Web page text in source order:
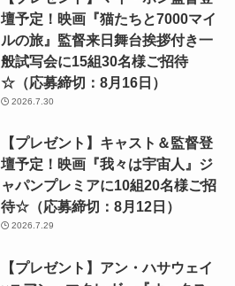
壇予定！映画『猫たちと7000マイ
ルの旅』監督来日舞台挨拶付き一
般試写会に15組30名様ご招待
☆（応募締切：8月16日）
2026.7.30
【プレゼント】キャスト＆監督登
壇予定！映画『我々は宇宙人』ジ
ャパンプレミアに10組20名様ご招
待☆（応募締切：8月12日）
2026.7.29
【プレゼント】アン・ハサウェイ